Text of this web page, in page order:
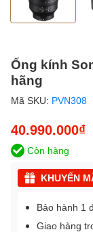
Ống kính
hãng
Mã SKU: PVN308
40.990.000₫
Còn hàng
KHUYẾN
Bảo hành 1
Giao hàng